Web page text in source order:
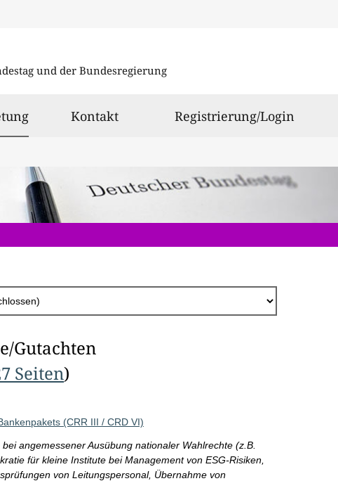
und der Bundesregierung
ausgewählt
Kontakt Registrierung/Login
Gutachten
Seiten)
(CRR III / CRD VI)
angemessener Ausübung nationaler Wahlrechte (z.B.
für kleine Institute bei Management von ESG-Risiken,
von Leitungspersonal, Übernahme von